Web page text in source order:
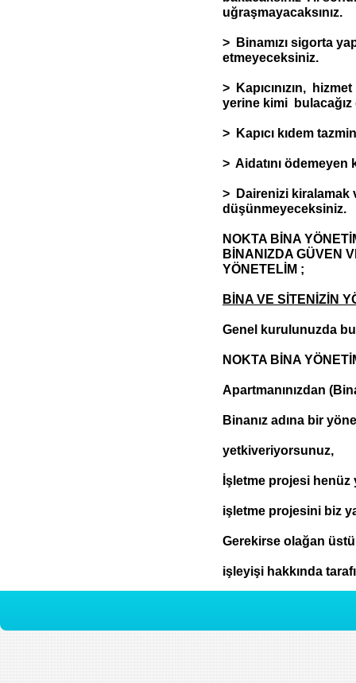
uğraşmayacaksınız.
> Binamızı sigorta
etmeyeceksiniz.
> Kapıcınızın,
yerine kimi
> Kapıcı kıdem
> Aidatını
> Dairenizi kiralamak
düşünmeyeceksiniz.
NOKTA BİNA
BİNANIZDA GÜVEN
YÖNETELİM ;
BİNA VE SİTENİZİN
Genel kurulunuzda
NOKTA BİNA
Apartmanınızdan
Binanız adına bir
yetkiveriyorsunuz,
İşletme projesi henüz
işletme projesini biz
Gerekirse olağan
işleyişi hakkında